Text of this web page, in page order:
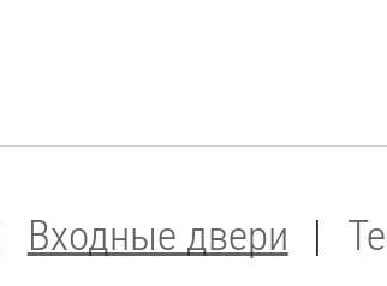
Входные двери